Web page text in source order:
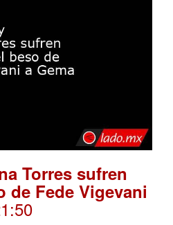
Torres sufren
de Fede Vigevani